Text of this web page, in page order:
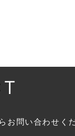
お問い合わせく